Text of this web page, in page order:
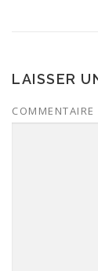
LAISSER
COMMENTAIRE